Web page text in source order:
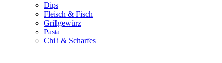
Dips
Fleisch & Fisch
Grillgewürz
Pasta
Chili & Scharfes